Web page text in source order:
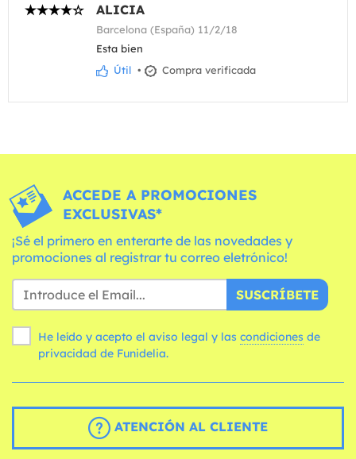
ALICIA
Barcelona (España) 11/2/18
Esta bien
Útil • Compra verificada
ACCEDE A PROMOCIONES
EXCLUSIVAS*
¡Sé el primero en enterarte de las novedades y
promociones al registrar tu correo eletrónico!
SUSCRÍBETE
He leído y acepto el aviso legal y las condiciones
privacidad de Funidelia.
ATENCIÓN AL CLIENTE